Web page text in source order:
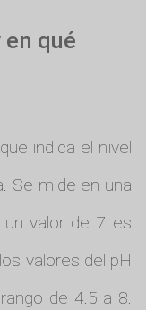
en qué
indica el nivel
Se mide en una
valor de 7 es
valores del pH
de 4.5 a 8.